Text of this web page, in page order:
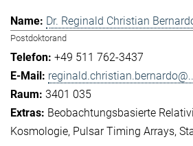
Dr. Reginald Christian
Postdoktorand
+49 511 762-3437
3401 035
Beobachtungsbasierte
Kosmologie Pulsar Timing Arrays